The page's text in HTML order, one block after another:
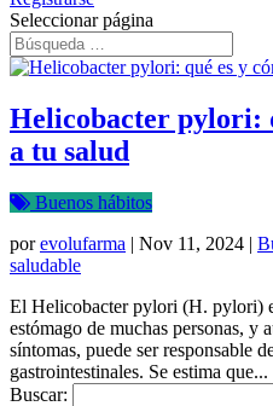
Seleccionar página
Helicobacter pylori:
a tu salud
Buenos hábitos
porevolufarma | Nov 11, 2024 |
saludable
El Helicobacter pylori (H. pylori)
estómago de muchas personas, y
síntomas, puede ser responsable
gastrointestinales. Se estima que...
Buscar: